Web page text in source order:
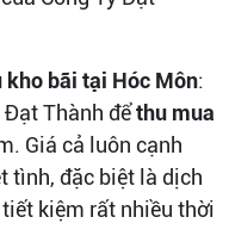
kho bãi tại Hóc Môn:
Đạt Thành đểthu mua
Giá cả luôn cạnh
tình, đặc biệt là dịch
kiệm rất nhiều thời